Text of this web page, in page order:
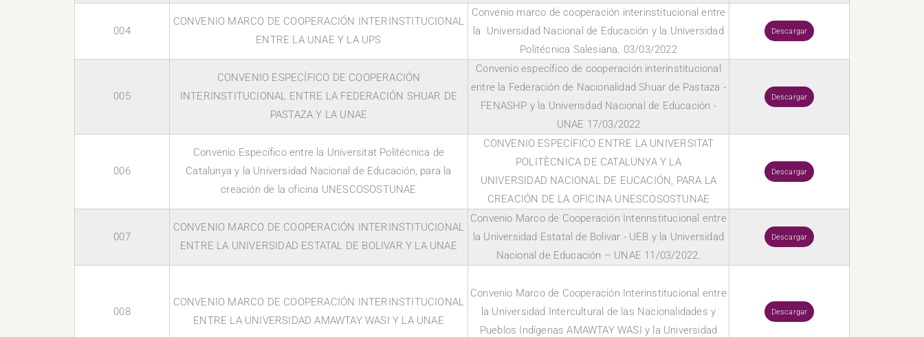
004
CONVENIO MARCO DE COOPERACIÓN INTERINSTITUCIONAL
ENTRE LA UNAE Y LA UPS
Convenio marco de cooperación interinstitucional entre
la Universidad Nacional de Educación y la Universidad
Politécnica Salesiana. 03/03/2022
Descargar
005
CONVENIO ESPECÍFICO DE COOPERACIÓN
INTERINSTITUCIONAL ENTRE LA FEDERACIÓN SHUAR DE
PASTAZA Y LA UNAE
Convenio específico de cooperación interinstitucional
entre la Federación de Nacionalidad Shuar de Pastaza -
FENASHP y la Univerisdad Nacional de Educación -
UNAE 17/03/2022
Descargar
006
Convenio Específico entre la Universitat Politécnica de
Catalunya y la Universidad Nacional de Educación, para la
creación de la oficina UNESCOSOSTUNAE
CONVENIO ESPECÍFICO ENTRE LA UNIVERSITAT
POLITÈCNICA DE CATALUNYA Y LA
UNIVERSIDAD NACIONAL DE EUCACIÓN, PARA LA
CREACIÓN DE LA OFICINA UNESCOSOSTUNAE
Descargar
007
CONVENIO MARCO DE COOPERACIÓN INTERINSTITUCIONAL
ENTRE LA UNIVERSIDAD ESTATAL DE BOLIVAR Y LA UNAE
Convenio Marco de Cooperación Interinstitucional entre
la Universidad Estatal de Bolivar - UEB y la Universidad
Nacional de Educación – UNAE 11/03/2022.
Descargar
008
CONVENIO MARCO DE COOPERACIÓN INTERINSTITUCIONAL
ENTRE LA UNIVERSIDAD AMAWTAY WASI Y LA UNAE
Convenio Marco de Cooperación Interinstitucional entre
la Universidad Intercultural de las Nacionalidades y
Pueblos Indígenas AMAWTAY WASI y la Universidad
Descargar